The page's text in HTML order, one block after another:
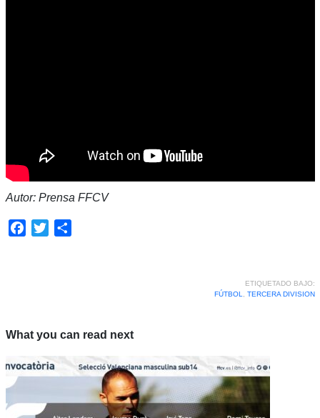
Autor: Prensa FFCV
Facebook
Twitter
ETIQUETADO BAJO:
FÚTBOL
TERCERA DIVISION
What you can read next